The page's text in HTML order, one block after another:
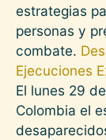
estrategias
personas y
combate.
Ejecuciones
El lunes 29
Colombia el